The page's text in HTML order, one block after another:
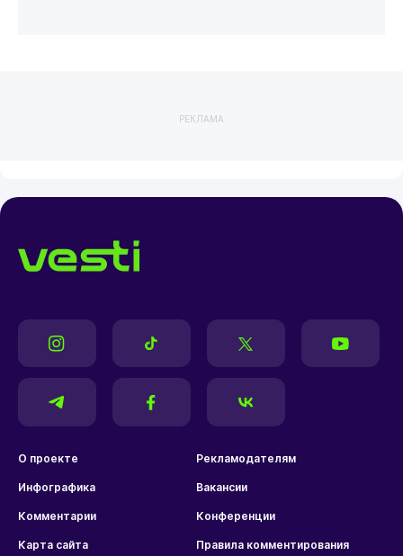
РЕКЛАМА
О проекте Рекламодателям
Инфографика Вакансии
Комментарии Конференции
Карта сайта Правила комментирования